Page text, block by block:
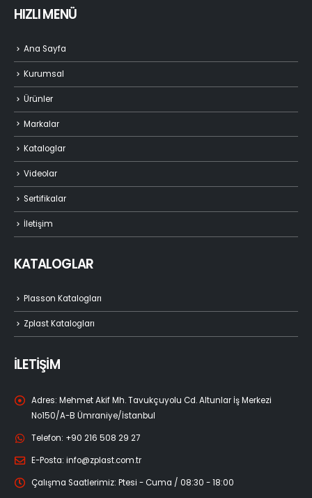
HIZLI MENÜ
Ana Sayfa
Kurumsal
Ürünler
Markalar
Kataloglar
Videolar
Sertifikalar
İletişim
KATALOGLAR
Plasson Katalogları
Zplast Katalogları
İLETİŞİM
Adres: Mehmet Akif Mh. Tavukçuyolu Cd. Altunlar İş Merkezi
No150/A-B Ümraniye/İstanbul
Telefon: +90 216 508 29 27
E-Posta: info@zplast.com.tr
Çalışma Saatlerimiz: Ptesi - Cuma / 08:30 - 18:00